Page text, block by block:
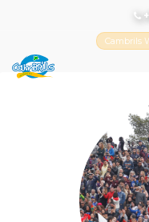
Cambrils